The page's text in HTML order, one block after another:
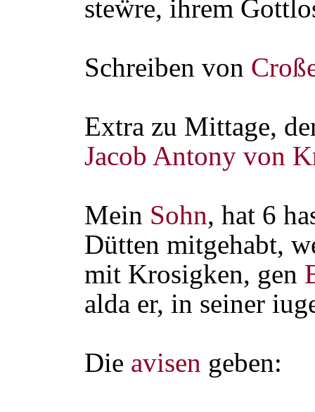
steẅre, ihrem
Schreiben von
Extra zu Mittage,
Jacob Antony von
Mein Sohn, hat 6
Dütten mitgehabt,
mit Krosigken, gen
alda er, in seiner
Die avisen geben: